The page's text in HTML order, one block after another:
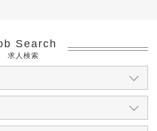
Search
求人検索